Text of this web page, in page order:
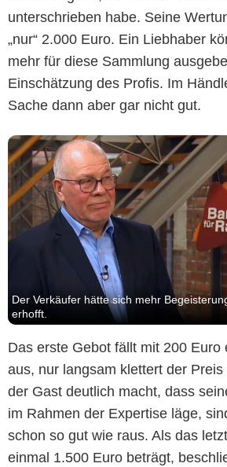
unterschrieben habe. Seine
„nur“ 2.000 Euro. Ein Liebhaber
mehr für diese Sammlung
Einschätzung des Profis. Im
Sache dann aber gar nicht gut.
Der Verkäufer hätte sich mehr
erhofft.
Das erste Gebot fällt mit 200 Euro
aus, nur langsam klettert der
der Gast deutlich macht, dass
im Rahmen der Expertise läge,
schon so gut wie raus. Als das
einmal 1.500 Euro beträgt,